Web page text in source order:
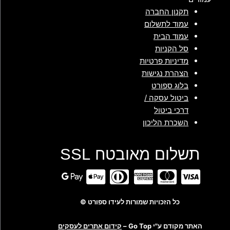
תקנון החברה
עמוד לתשלום
עמוד הבית
סל הקניות
מדיניות פרטיות
הצהרת נגישות
בלוג ספורט
ביטול עסקה /
דרכי ביטול
השכרת הליכון
תשלום מאובטח SSL
כל הזכויות שמורות לעידו ספורט ©
האתר מקודם ע"י Go Top – קידום אתרים לעסקים